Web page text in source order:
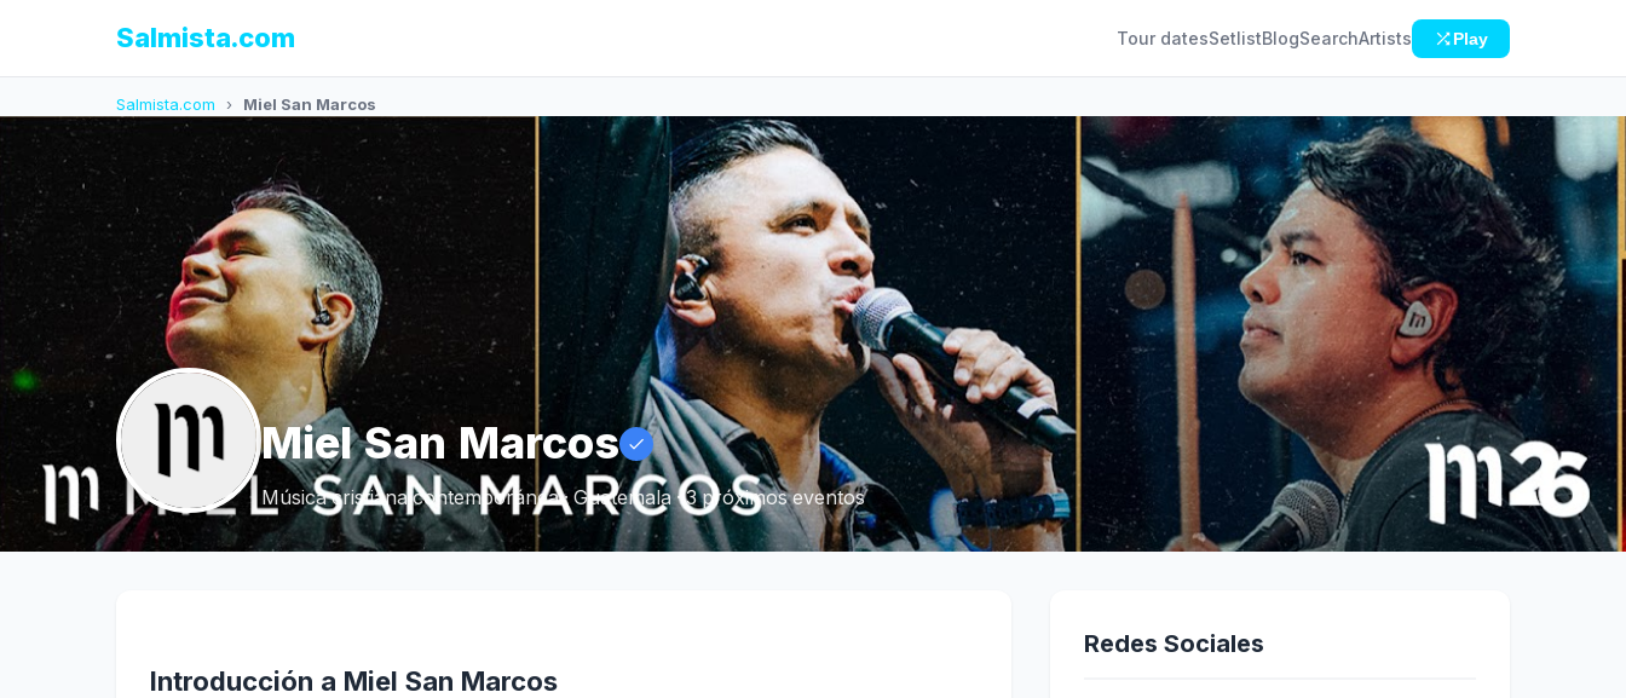
Salmista.com Tour datesSetlistBlogSearchArtists Play
Salmista.com › Miel San Marcos
Miel San Marcos
Música cristiana contemporánea · Guatemala · 3 próximos eventos
Introducción a Miel San Marcos
Redes Sociales